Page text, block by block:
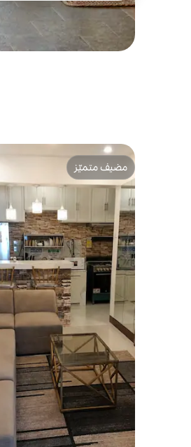
مضيف متميّز
مضيف متميّز